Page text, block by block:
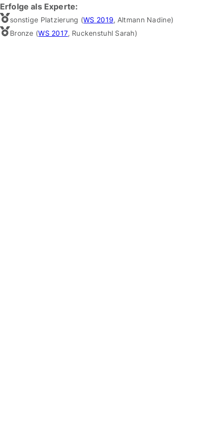
Erfolge als Experte:
sonstige Platzierung (WS 2019, Altmann Nadine)
Bronze (WS 2017, Ruckenstuhl Sarah)